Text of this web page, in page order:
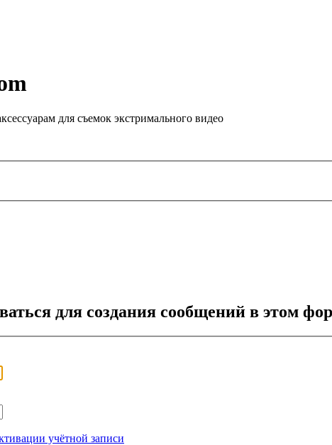
для съемок экстримального видео
для создания сообщений в этом
учётной записи